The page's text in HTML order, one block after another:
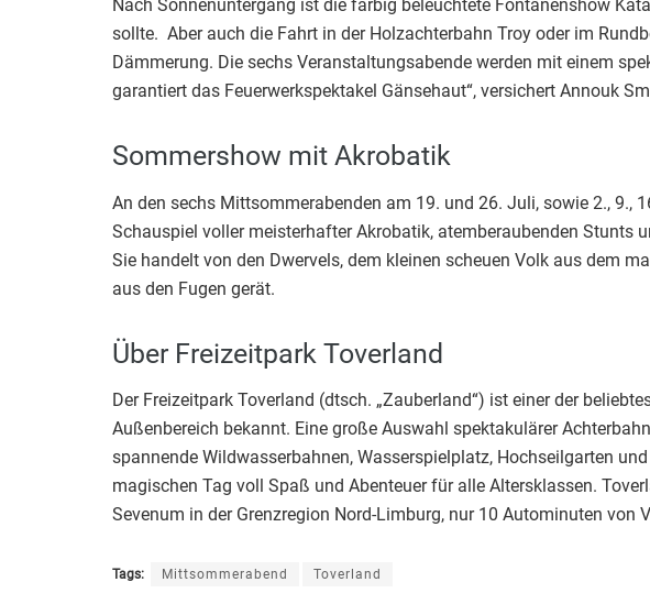
Nach Sonnenuntergang ist die farbig beleuchtete Fontänenshow
sollte. Aber auch die Fahrt in der Holzachterbahn Troy oder im
Dämmerung. Die sechs Veranstaltungsabende werden mit einem
garantiert das Feuerwerkspektakel Gänsehaut“, versichert Annouk
Sommershow mit Akrobatik
An den sechs Mittsommerabenden am 19. und 26. Juli, sowie 2., 9.,
Schauspiel voller meisterhafter Akrobatik, atemberaubenden Stunts
Sie handelt von den Dwervels, dem kleinen scheuen Volk aus dem
aus den Fugen gerät.
Über Freizeitpark Toverland
Der Freizeitpark Toverland (dtsch. „Zauberland“) ist einer der
Außenbereich bekannt. Eine große Auswahl spektakulärer
spannende Wildwasserbahnen, Wasserspielplatz, Hochseilgarten
magischen Tag voll Spaß und Abenteuer für alle Altersklassen.
Sevenum in der Grenzregion Nord-Limburg, nur 10 Autominuten von
Tags: Mittsommerabend Toverland